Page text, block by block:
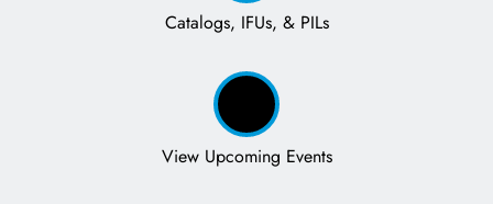
Catalogs, IFUs, & PILs
View Upcoming Events